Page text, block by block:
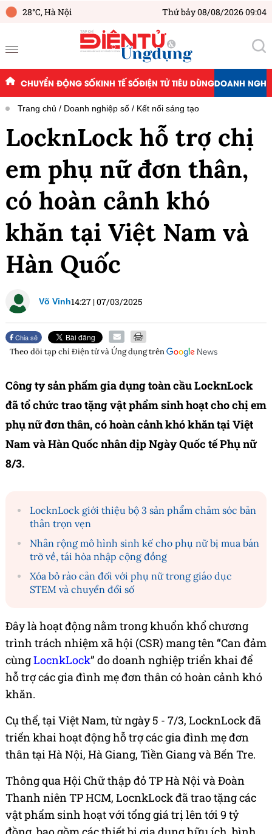
28°C,Hà Nội Thứ bảy 08/08/2026 09:04
CHUYỂN ĐỘNG SỐKINH TẾ SỐĐIỆN TỬ TIÊU DÙNGDOANH
Trang chủ Doanh nghiệp số Kết nối sáng tạo
LocknLock hỗ trợ chị
em phụ nữ đơn thân,
có hoàn cảnh khó
khăn tại Việt Nam và
Hàn Quốc
Võ Vinh14:27 |07/03/2025
Chia sẻ
Theo dõi tạp chíĐiện tử và Ứng dụngtrên
Công ty sản phẩm gia dụng toàn cầu LocknLock
đã tổ chức trao tặng vật phẩm sinh hoạt cho chị em
phụ nữ đơn thân, có hoàn cảnh khó khăn tại Việt
Nam và Hàn Quốc nhân dịp Ngày Quốc tế Phụ nữ
8/3.
LocknLock giới thiệu bộ 3 sản phẩm chăm sóc bản
thân trọn vẹn
Nhân rộng mô hình sinh kế cho phụ nữ bị mua bán
trở về, tái hòa nhập cộng đồng
Xóa bỏ rào cản đối với phụ nữ trong giáo dục
STEM và chuyển đổi số
Đây là hoạt động nằm trong khuổn khổ chương
trình trách nhiệm xã hội (CSR) mang tên “Can đảm
cùngLocnkLock” do doanh nghiệp triển khai để
hỗ trợ các gia đình mẹ đơn thân có hoàn cảnh khó
khăn.
Cụ thể, tại Việt Nam, từ ngày 5 - 7/3, LocknLock đã
triển khai hoạt động hỗ trợ các gia đình mẹ đơn
thân tại Hà Nội, Hà Giang, Tiền Giang và Bến Tre.
Thông qua Hội Chữ thập đỏ TP Hà Nội và Đoàn
Thanh niên TP HCM, LocnkLock đã trao tặng các
vật phẩm sinh hoạt với tổng giá trị lên tới 9 tỷ